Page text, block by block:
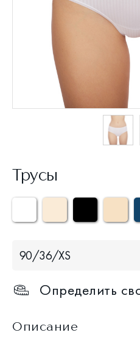
Трусы
90/36/XS
Определить
Описание